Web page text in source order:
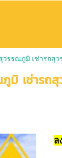
วรรณภูมิ เช่ารถสุ
มิ เช่ารถ
ล